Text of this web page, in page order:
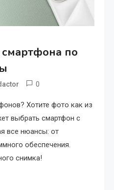
по
0
Хотите фото как из
выбрать смартфон с
все нюансы: от
обеспечения.
снимка!